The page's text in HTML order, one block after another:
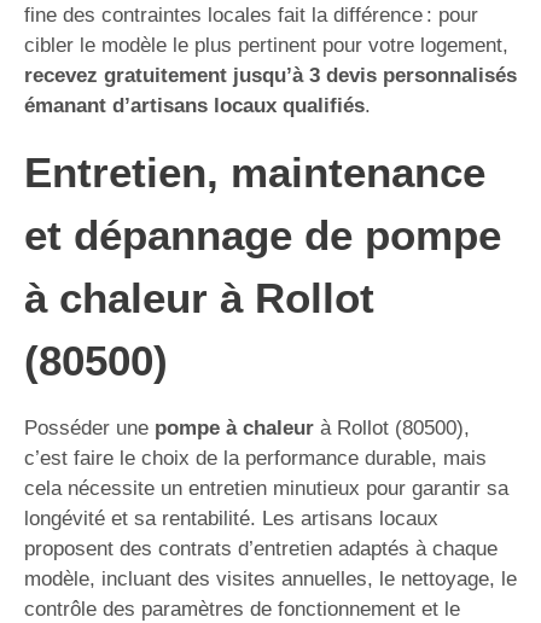
fine des contraintes locales fait la différence : pour
cibler le modèle le plus pertinent pour votre logement,
recevez gratuitement jusqu’à 3 devis personnalisés
émanant d’artisans locaux qualifiés.
Entretien, maintenance
et dépannage de pompe
à chaleur à Rollot
(80500)
Posséder une pompe à chaleur à Rollot (80500),
c’est faire le choix de la performance durable, mais
cela nécessite un entretien minutieux pour garantir sa
longévité et sa rentabilité. Les artisans locaux
proposent des contrats d’entretien adaptés à chaque
modèle, incluant des visites annuelles, le nettoyage, le
contrôle des paramètres de fonctionnement et le